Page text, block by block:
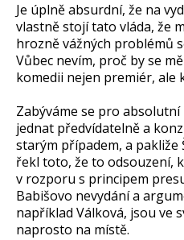
Je úplně absurdní, že na
vlastně stojí tato vláda, že
hrozně vážných problémů
Vůbec nevím, proč by se
komedii nejen premiér, ale
Zabýváme se pro
jednat předvídatelně a
starým případem, a pakliže
řekl toto, že to odsouzení,
v rozporu s principem
Babišovo nevydání a
například Válková, jsou ve
naprosto na místě.